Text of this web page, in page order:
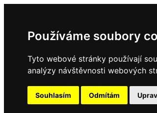
Používáme soubory
Tyto webové stránky používají
analýzy návštěvnosti webových
Souhlasím Odmítám